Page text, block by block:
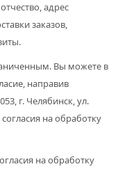
адрес
заказов,
Вы можете в
направив
г. Челябинск, ул.
на обработку
на обработку